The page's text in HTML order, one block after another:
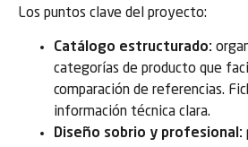
Los puntos clave del proyecto:
Catálogo estructurado:
categorías de producto que
comparación de referencias.
información técnica clara.
Diseño sobrio y profesional: